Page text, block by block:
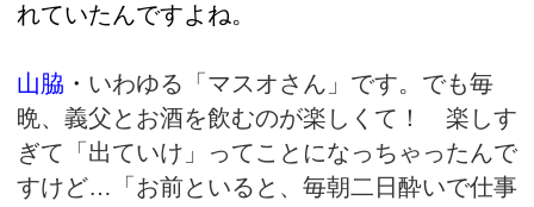
れていたんですよね。
山脇 ・ いわゆる「 マスオさん」です。でも毎
晩、 義父とお酒を飲むのが楽しくて！ 楽しす
ぎて「出ていけ」ってことになっちゃったんで
すけど…「お前といると、毎朝二日酔いで仕事